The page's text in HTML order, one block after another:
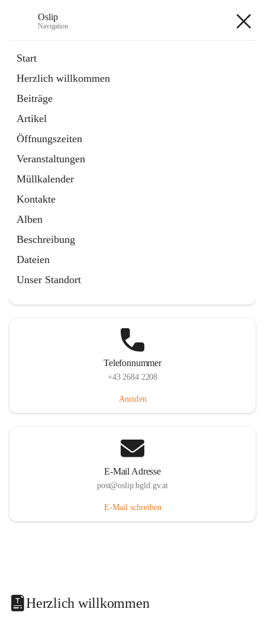
Oslip
Navigation
Start
Herzlich willkommen
Beiträge
Artikel
Öffnungszeiten
Veranstaltungen
Müllkalender
Kontakte
Alben
Beschreibung
Dateien
Unser Standort
Externe Webseite
in
Tab
Bundeskanzleramt Österreich
Externe Webseite
öffnet
in
neuem
Tab
Telefonnummer
+43 2684 2208
Anrufen
E-Mail Adresse
post@oslip.bgld.gv.at
E-Mail schreiben
Herzlich willkommen